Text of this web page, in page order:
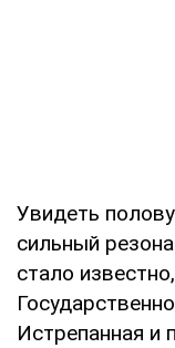
Увидеть
сильный
стало
Истрепанная и